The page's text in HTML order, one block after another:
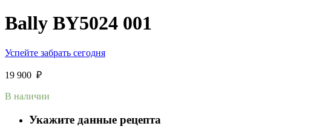
Bally BY5024 001
Успейте забрать сегодня
19 900 ₽
В наличии
Укажите данные рецепта